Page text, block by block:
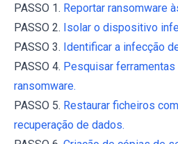
PASSO 1. Reportar ransomware
PASSO 2. Isolar o dispositivo
PASSO 3. Identificar a infecção
PASSO 4. Pesquisar
ransomware.
PASSO 5. Restaurar ficheiros
recuperação de dados.